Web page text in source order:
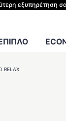
εξυπηρέτηση
ΚΡΕΒΑΤΙΟΥ
RELAX